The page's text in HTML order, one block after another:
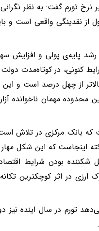
نرخ تورم گفت: به نظر
از نقدینگی واقعی است و
رشد پایه‌ی پولی و افزایش
کنونی، در کوتاه‌مدت دولت
بالاتر از چهل درصد است و
محدوده مهمان ناخوانده
بانک مرکزی در تلاش است
اینجاست که این شکل
شکننده بودن شرایط
ارزی در اثر کوچکترین
تورم در سال اینده نیز